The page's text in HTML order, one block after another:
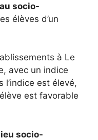
socio-
élèves d’un
à Le
avec un indice
l’indice est élevé,
est favorable
socio-